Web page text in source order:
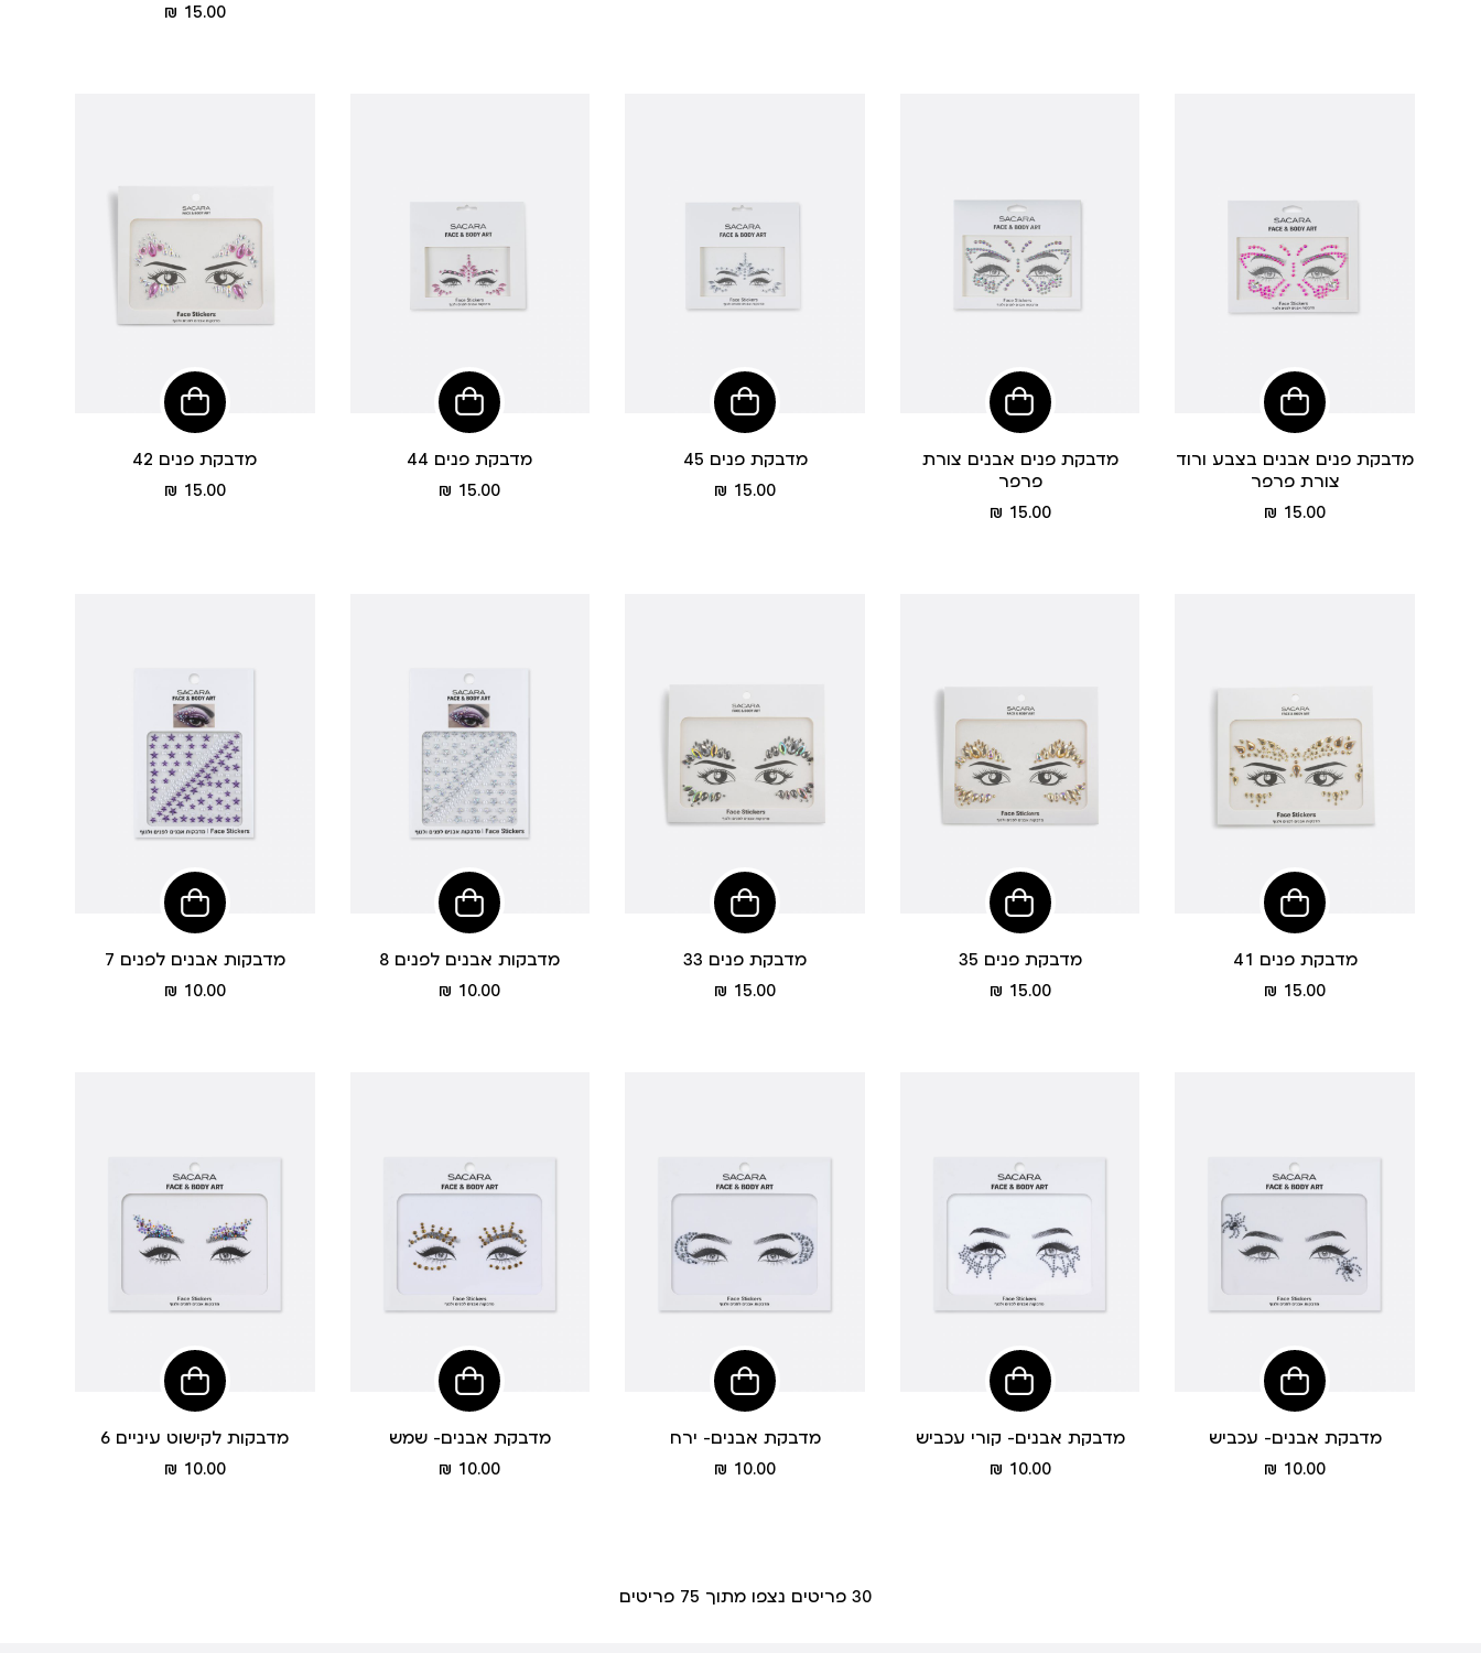
מחיר15.00 ₪
מדבקת פנים אבנים בצבע ורוד
צורת פרפר
מחיר15.00 ₪
מדבקת פנים אבנים צורת
פרפר
מחיר15.00 ₪
מדבקת פנים 45
מחיר15.00 ₪
מדבקת פנים 44
מחיר15.00 ₪
מדבקת פנים 42
מחיר15.00 ₪
מדבקת פנים 41
מחיר15.00 ₪
מדבקת פנים 35
מחיר15.00 ₪
מדבקת פנים 33
מחיר15.00 ₪
מדבקות אבנים לפנים 8
מחיר10.00 ₪
מדבקות אבנים לפנים 7
מחיר10.00 ₪
מדבקת אבנים- עכביש
מחיר10.00 ₪
מדבקת אבנים- קורי עכביש
מחיר10.00 ₪
מדבקת אבנים- ירח
מחיר10.00 ₪
מדבקת אבנים- שמש
מחיר10.00 ₪
מדבקות לקישוט עיניים 6
מחיר10.00 ₪
30 פריטים נצפו מתוך 75 פריטים